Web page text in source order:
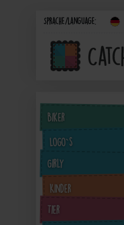
Sprache/Language:
Biker
Logo`s
Girly
Kinder
Tier